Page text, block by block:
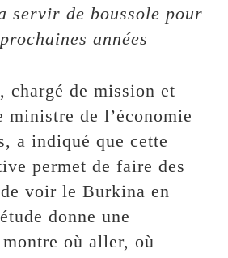
servir de boussole pour
années
chargé de mission et
ministre de l’économie
a indiqué que cette
permet de faire des
voir le Burkina en
donne une
où aller, où